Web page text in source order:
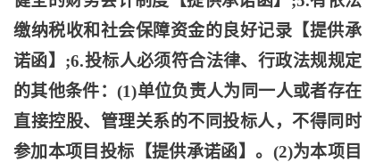
缴纳税收和社会保障资金的良好记录【提供承
诺函】;6.投标人必须符合法律、行政法规规定
的其他条件：(1)单位负责人为同一人或者存在
直接控股、管理关系的不同投标人，不得同时
参加本项目投标【提供承诺函】。(2)为本项目